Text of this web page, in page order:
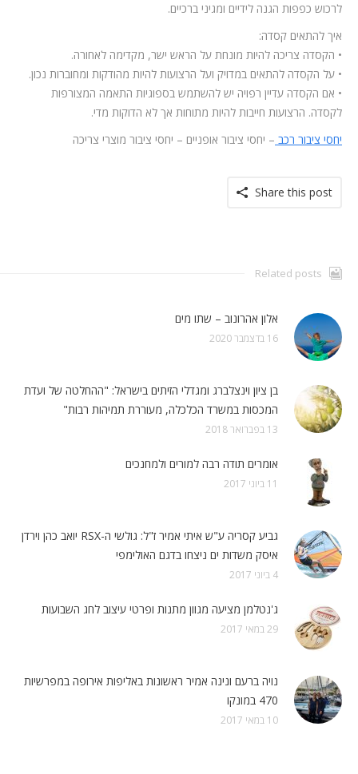
לרכוש כפפות הגנה לידיים ומגיני ברכיים.
איך להתאים קסדה:
• הקסדה צריכה להיות מונחת על הראש ישר, מקדימה לאחורה.
• על הקסדה להתאים במדויק ועל הרצועות להיות מהודקות ומחוברות נכון.
• אם הקסדה עדיין רפויה יש להשתמש בספוגיות התאמה המצורפות
לקסדה. הרצועות חייבות להיות מתוחות אך לא הדוקות מדי.
יחסי ציבור רכב – יחסי ציבור אופניים – יחסי ציבור מוצרי צריכה
Share this post
Related posts
אלון אהרונוב – שתו מים
16 בדצמבר 2020
בן ציון וינצלברג ומגדלי הזיתים בישראל: "ההחלטה של ועדת
המכסות במשרד הכלכלה, מעוררת תמיהות רבות"
13 בפברואר 2018
אומרים תודה רבה למורים ולמחנכים
11 ביוני 2017
גביע קסריה ע"ש איתי אמיר ז"ל: גולשי ה-RSX יואב כהן וירדן
איסק משדות ים ניצחו בדגם האולימפי
4 ביוני 2017
ג'נטלמן מציעה מגוון מתנות ופרטי עיצוב לחג השבועות
29 במאי 2017
נויה ברעם ונינה אמיר ראשונות באליפות אירופה במפרשיות
470 במונקו
10 במאי 2017